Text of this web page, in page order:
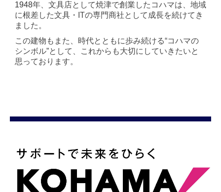
1948年、文具店として焼津で創業したコハマは、地域
に根差した文具・ ITの専門商社として成長を続けてき
ました。
この建物もまた、時代とともに歩み続ける“コハマの
シンボル”として、これからも大切にしていきたいと
思っております。